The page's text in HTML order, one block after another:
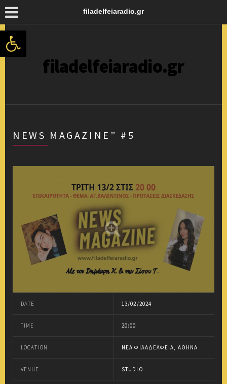
Ανοίξτε τη γραμμή εργαλείων
filadelfeiaradio.gr
filadelfeiaradio.gr
NEWS MAGAZINE” #5
DATE 13/02/2024
TIME 20:00
LOCATION ΝΈΑ ΦΙΛΑΔΈΛΦΕΙΑ, ΑΘΉΝΑ
VENUE STUDIO